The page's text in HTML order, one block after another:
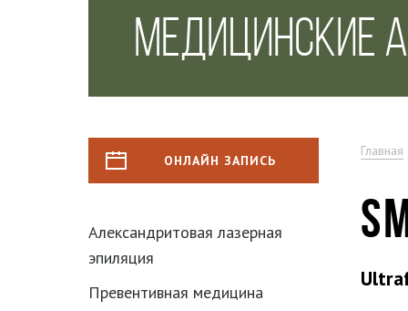
МЕДИЦИНСКИЕ
Главная
ОНЛАЙН ЗАПИСЬ
Александритовая лазерная
эпиляция
Превентивная медицина